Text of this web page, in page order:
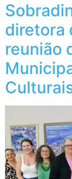
diretora
reunião